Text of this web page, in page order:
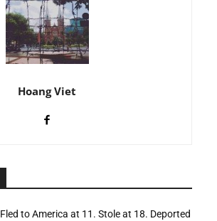
Hoang Viet
Fled to America at 11. Stole at 18. Deported